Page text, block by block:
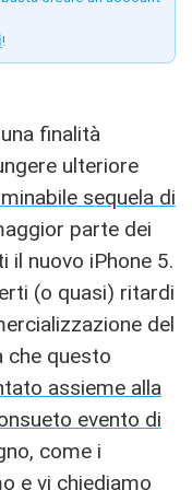
!
finalità
ulteriore
sequela di
parte dei
il nuovo iPhone 5.
(o quasi) ritardi
del
che questo
assieme alla
evento di
come i
e vi chiediamo